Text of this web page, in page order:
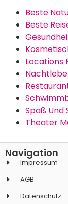
Beste
Beste
Locations
Spaß Und
Theater
Navigation
Impressum
AGB
Datenschutz